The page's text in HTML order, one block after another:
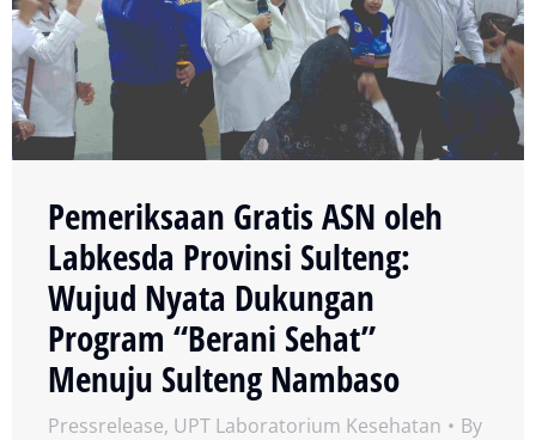
Pemeriksaan Gratis ASN oleh
Labkesda Provinsi Sulteng:
Wujud Nyata Dukungan
Program “Berani Sehat”
Menuju Sulteng Nambaso
Pressrelease, UPT Laboratorium Kesehatan
By